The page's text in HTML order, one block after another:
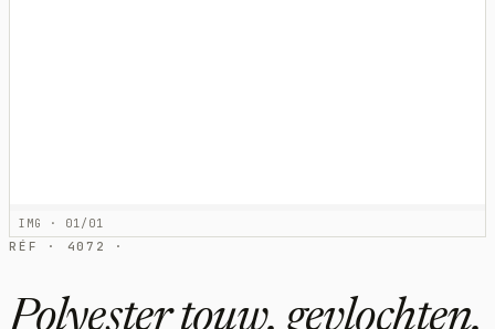
IMG · 01/01
RÉF · 4072 ·